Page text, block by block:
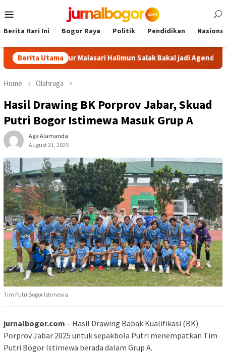
to
Menu
Berita Hari Ini Bogor Raya Politik Pendidikan Nasional
Berita Utama
Tour Malasari Halimun Salak Bakal jadi Agenda Tahunan
Home Olahraga
Hasil Drawing BK Porprov Jabar, Skuad
Putri Bogor Istimewa Masuk Grup A
Aga Alamanda
August 21, 2025
Tim Putri Bogor Istimewa.
jurnalbogor.com – Hasil Drawing Babak Kualifikasi (BK)
Porprov Jabar 2025 untuk sepakbola Putri menempatkan Tim
Putri Bogor Istimewa berada dalam Grup A.